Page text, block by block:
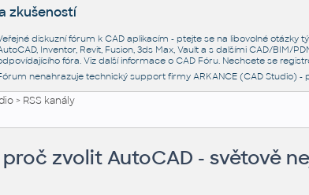
zkušeností
diskuzní fórum k CAD aplikacím - ptejte se na libovolné otázky
Inventor, Revit, Fusion, 3ds Max, Vault a s dalšími CAD/BIM/
fóra. Viz další informace o CAD Fóru. Nechcete se
nenahrazuje technický support firmy ARKANCE (CAD Studio)
> RSS kanály
proč zvolit AutoCAD - světově